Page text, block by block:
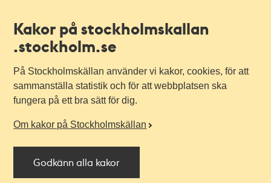
Kakor på stockholmskallan
.stockholm.se
På Stockholmskällan använder vi kakor, cookies, för att
sammanställa statistik och för att webbplatsen ska
fungera på ett bra sätt för dig.
Om kakor på Stockholmskällan
Godkänn alla kakor